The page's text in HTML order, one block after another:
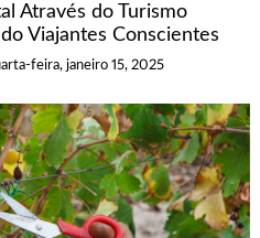
Através do Turismo
Viajantes Conscientes
feira, janeiro 15, 2025